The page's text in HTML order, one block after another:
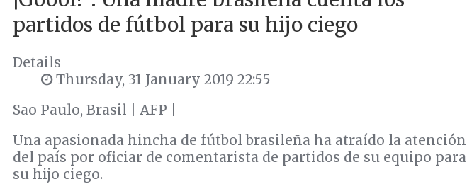
partidos de fútbol para su hijo ciego
Details
Thursday, 31 January 2019 22:55
Sao Paulo, Brasil | AFP |
Una apasionada hincha de fútbol brasileña ha atraído la atención
del país por oficiar de comentarista de partidos de su equipo para
su hijo ciego.